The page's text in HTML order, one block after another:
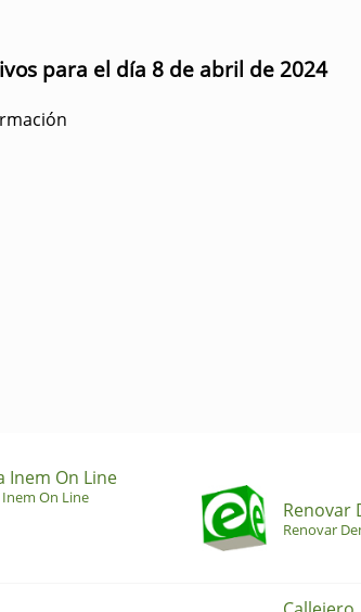
para el día 8 de abril de 2024
Inem On Line
On Line
Renovar
Renovar